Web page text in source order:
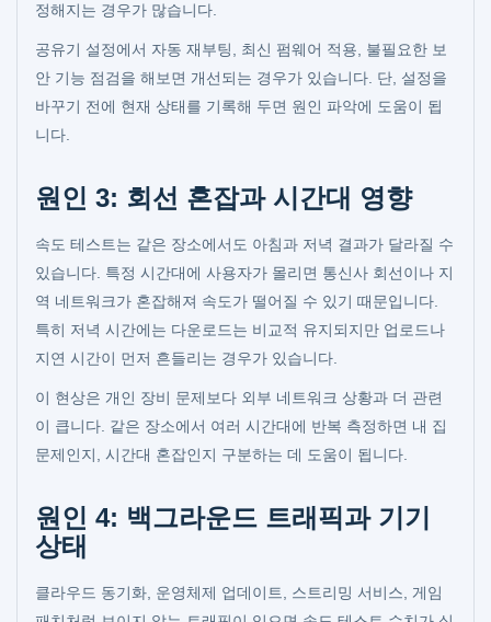
정해지는 경우가 많습니다.
공유기 설정에서 자동 재부팅, 최신 펌웨어 적용, 불필요한 보
안 기능 점검을 해보면 개선되는 경우가 있습니다. 단, 설정을
바꾸기 전에 현재 상태를 기록해 두면 원인 파악에 도움이 됩
니다.
원인 3: 회선 혼잡과 시간대 영향
속도 테스트는 같은 장소에서도 아침과 저녁 결과가 달라질 수
있습니다. 특정 시간대에 사용자가 몰리면 통신사 회선이나 지
역 네트워크가 혼잡해져 속도가 떨어질 수 있기 때문입니다.
특히 저녁 시간에는 다운로드는 비교적 유지되지만 업로드나
지연 시간이 먼저 흔들리는 경우가 있습니다.
이 현상은 개인 장비 문제보다 외부 네트워크 상황과 더 관련
이 큽니다. 같은 장소에서 여러 시간대에 반복 측정하면 내 집
문제인지, 시간대 혼잡인지 구분하는 데 도움이 됩니다.
원인 4: 백그라운드 트래픽과 기기
상태
클라우드 동기화, 운영체제 업데이트, 스트리밍 서비스, 게임